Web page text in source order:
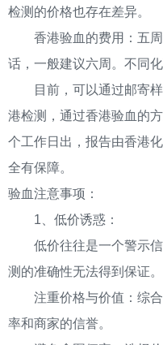
检测的价格也存在差异。
香港验血的费用：五周
话，一般建议六周。不同
目前，可以通过邮寄样
港检测，通过香港验血的
个工作日出，报告由香港
全有保障。
验血注意事项：
1、低价诱惑：
低价往往是一个警示信
测的准确性无法得到保证
注重价格与价值：综合
率和商家的信誉。